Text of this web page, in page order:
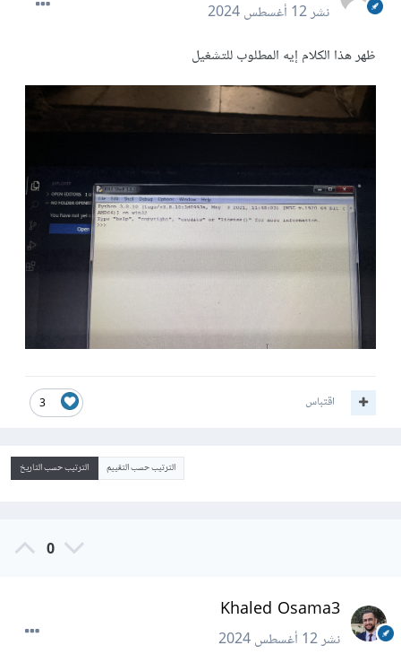
نشر12 أغسطس 2024
ظهر هذا الكلام إيه المطلوب للتشغيل
3 اقتباس
الترتيب حسب التقييم الترتيب حسب التاريخ
0
Khaled Osama3
نشر12 أغسطس 2024